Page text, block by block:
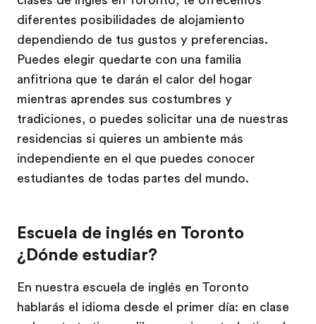
diferentes posibilidades de alojamiento
dependiendo de tus gustos y preferencias.
Puedes elegir quedarte con una familia
anfitriona que te darán el calor del hogar
mientras aprendes sus costumbres y
tradiciones, o puedes solicitar una de nuestras
residencias si quieres un ambiente más
independiente en el que puedes conocer
estudiantes de todas partes del mundo.
Escuela de inglés en Toronto
¿Dónde estudiar?
En nuestra escuela de inglés en Toronto
hablarás el idioma desde el primer día: en clase